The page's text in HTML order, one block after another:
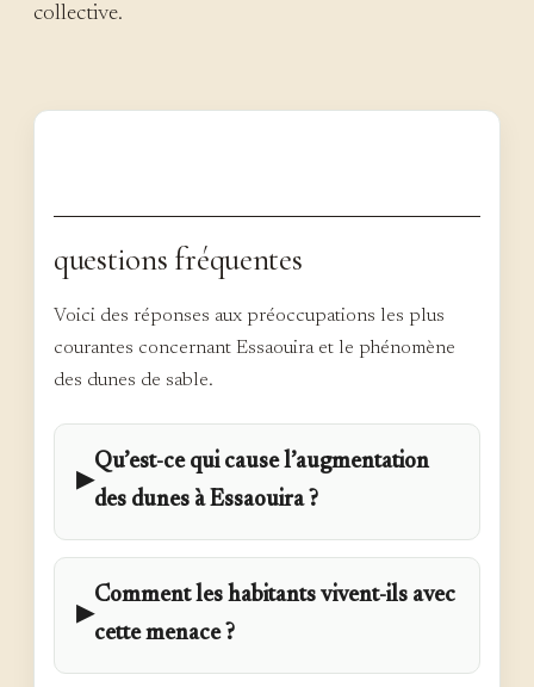
collective.
questions fréquentes
Voici des réponses aux préoccupations les plus
courantes concernant Essaouira et le phénomène
des dunes de sable.
▶
Qu’est-ce qui cause l’augmentation
des dunes à Essaouira ?
▶
Comment les habitants vivent-ils avec
cette menace ?